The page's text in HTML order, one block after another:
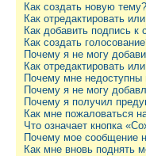
Как создать новую тему?
Как отредактировать
Как добавить подпись
Как создать
Почему я не могу
Как отредактировать
Почему мне
Почему я не могу
Почему я получил
Как мне пожаловаться
Что означает кнопка
Почему мое сообщение
Как мне вновь поднять